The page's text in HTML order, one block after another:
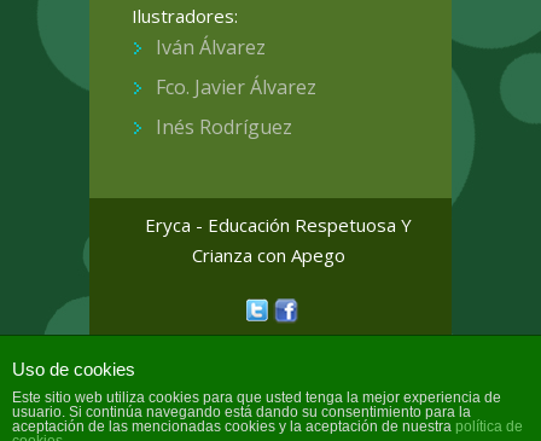
Ilustradores:
Iván Álvarez
Fco. Javier Álvarez
Inés Rodríguez
Eryca - Educación Respetuosa Y
Crianza con Apego
Colorway Wordpress Theme
InkThemes.com
Uso de cookies
Este sitio web utiliza cookies para que usted tenga la mejor experiencia de
usuario. Si continúa navegando está dando su consentimiento para la
aceptación de las mencionadas cookies y la aceptación de nuestra política de